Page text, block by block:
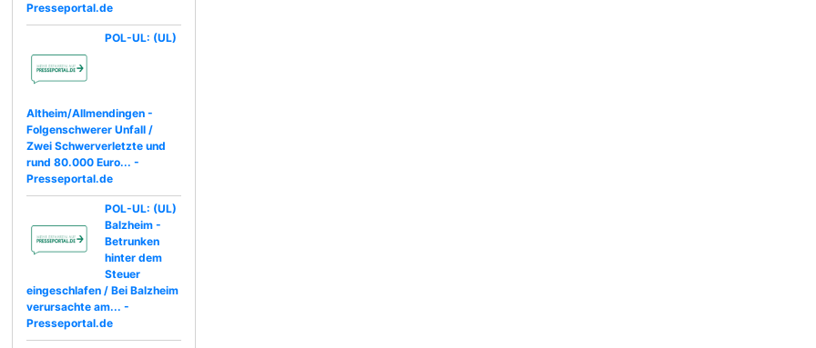
Presseportal.de
POL-UL: (UL)
Altheim/Allmendingen -
Folgenschwerer Unfall /
Zwei Schwerverletzte und
rund 80.000 Euro... -
Presseportal.de
POL-UL: (UL)
Balzheim -
Betrunken
hinter dem
Steuer
eingeschlafen / Bei Balzheim
verursachte am... -
Presseportal.de